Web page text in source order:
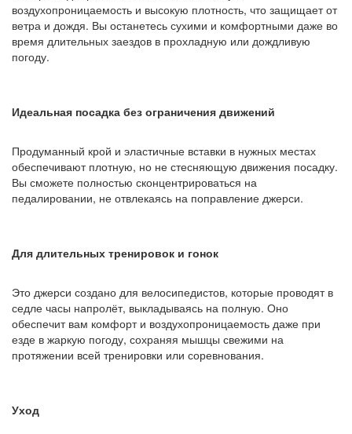
воздухопроницаемость и высокую плотность, что защищает от
ветра и дождя. Вы останетесь сухими и комфортными даже во
время длительных заездов в прохладную или дождливую
погоду.
Идеальная посадка без ограничения движений
Продуманный крой и эластичные вставки в нужных местах
обеспечивают плотную, но не стесняющую движения посадку.
Вы сможете полностью сконцентрироваться на
педалировании, не отвлекаясь на поправление джерси.
Для длительных тренировок и гонок
Это джерси создано для велосипедистов, которые проводят в
седле часы напролёт, выкладываясь на полную. Оно
обеспечит вам комфорт и воздухопроницаемость даже при
езде в жаркую погоду, сохраняя мышцы свежими на
протяжении всей тренировки или соревнования.
Уход